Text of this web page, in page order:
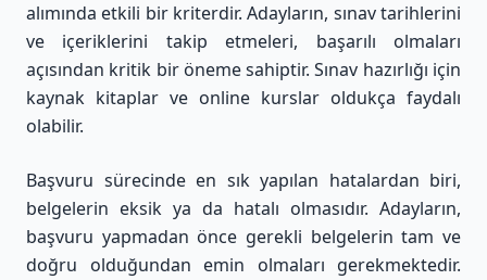
alımında etkili bir kriterdir. Adayların, sınav tarihlerini
ve içeriklerini takip etmeleri, başarılı olmaları
açısından kritik bir öneme sahiptir. Sınav hazırlığı için
kaynak kitaplar ve online kurslar oldukça faydalı
olabilir.
Başvuru sürecinde en sık yapılan hatalardan biri,
belgelerin eksik ya da hatalı olmasıdır. Adayların,
başvuru yapmadan önce gerekli belgelerin tam ve
doğru olduğundan emin olmaları gerekmektedir.